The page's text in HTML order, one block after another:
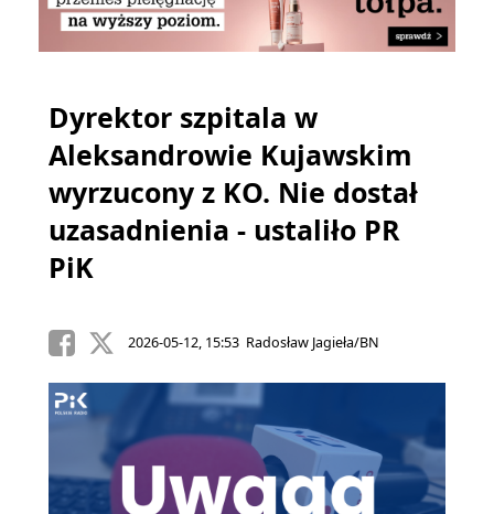
Dyrektor szpitala w
Aleksandrowie Kujawskim
wyrzucony z KO. Nie dostał
uzasadnienia - ustaliło PR
PiK
2026-05-12, 15:53 Radosław Jagieła/BN